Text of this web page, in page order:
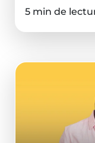
5 min de